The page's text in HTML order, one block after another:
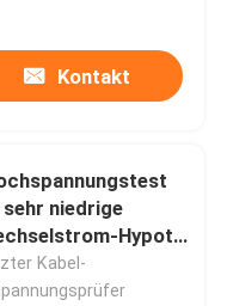
Kontakt
niedrige
Hypot-
Kabel-